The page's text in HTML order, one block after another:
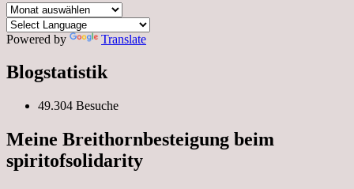
Mein
Archiv
Powered by
Translate
Blogstatistik
49.304 Besuche
Meine Breithornbesteigung beim
spiritofsolidarity